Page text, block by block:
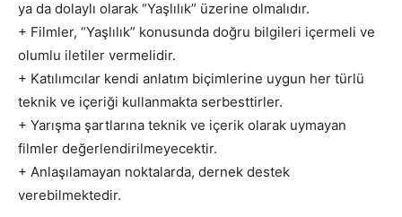
ya da dolaylı olarak “Yaşlılık” üzerine olmalıdır.
+ Filmler, “Yaşlılık” konusunda doğru bilgileri içermeli ve
olumlu iletiler vermelidir.
+ Katılımcılar kendi anlatım biçimlerine uygun her türlü
teknik ve içeriği kullanmakta serbesttirler.
+ Yarışma şartlarına teknik ve içerik olarak uymayan
filmler değerlendirilmeyecektir.
+ Anlaşılamayan noktalarda, dernek destek
verebilmektedir.